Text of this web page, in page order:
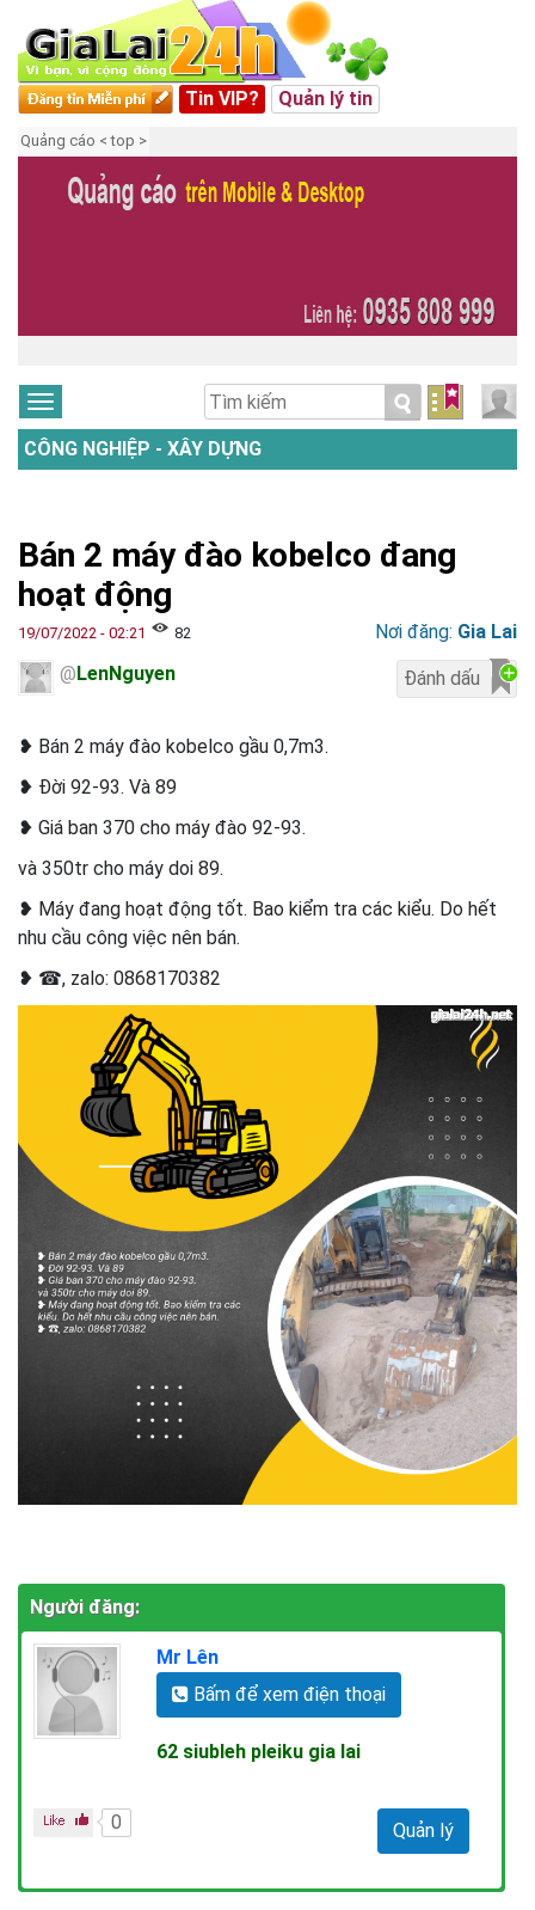
Tin VIP? Quản lý tin
Quảng cáo < top >
CÔNG NGHIỆP - XÂY DỰNG
Bán 2 máy đào kobelco đang
hoạt động
19/07/2022 - 02:21 82 Nơi đăng: Gia Lai
@LenNguyen
❥ Bán 2 máy đào kobelco gầu 0,7m3.
❥ Đời 92-93. Và 89
❥ Giá ban 370 cho máy đào 92-93.
và 350tr cho máy doi 89.
❥ Máy đang hoạt động tốt. Bao kiểm tra các kiểu. Do hết
nhu cầu công việc nên bán.
❥ ☎, zalo: 0868170382
Người đăng:
Mr Lên
Bấm để xem điện thoại
62 siubleh pleiku gia lai
Quản lý
0